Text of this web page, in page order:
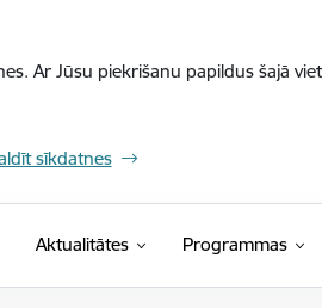
Ar Jūsu piekrišanu papildus šajā
sīkdatnes
Aktualitātes Programmas